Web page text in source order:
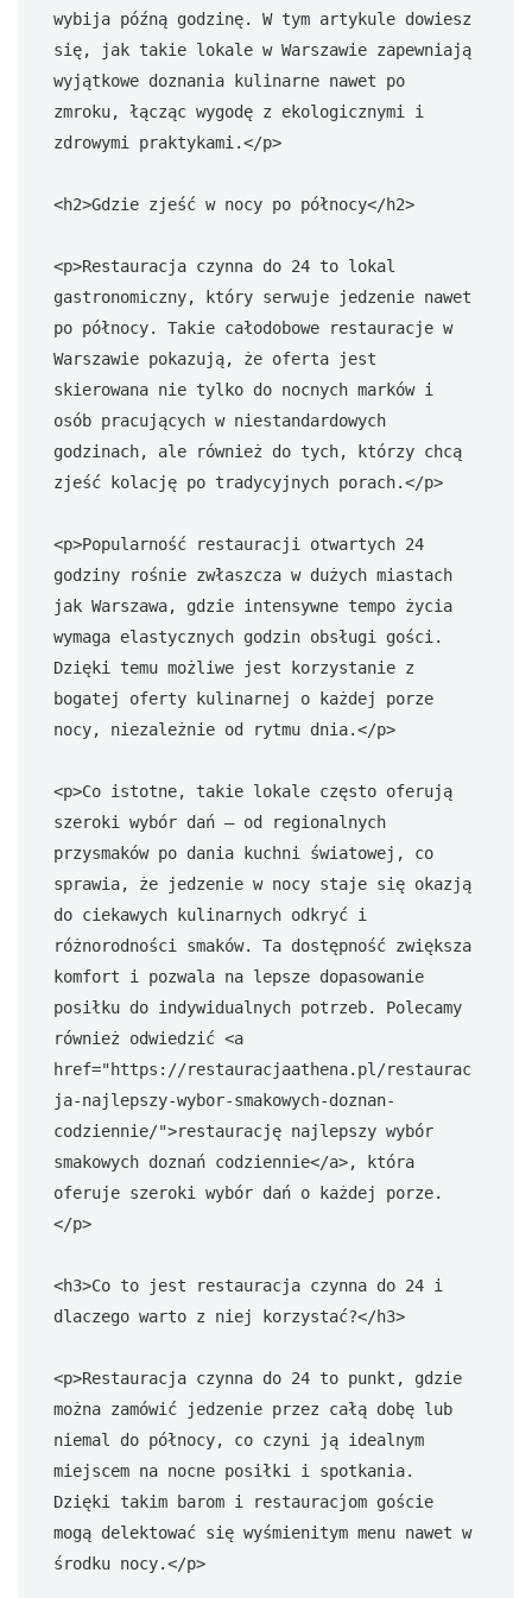
wybija późną godzinę. W tym artykule dowiesz
się, jak takie lokale w Warszawie zapewniają
wyjątkowe doznania kulinarne nawet po
zmroku, łącząc wygodę z ekologicznymi i
zdrowymi praktykami.</p>
<h2>Gdzie zjeść w nocy po północy</h2>
<p>Restauracja czynna do 24 to lokal
gastronomiczny, który serwuje jedzenie nawet
po północy. Takie całodobowe restauracje w
Warszawie pokazują, że oferta jest
skierowana nie tylko do nocnych marków i
osób pracujących w niestandardowych
godzinach, ale również do tych, którzy chcą
zjeść kolację po tradycyjnych porach.</p>
<p>Popularność restauracji otwartych 24
godziny rośnie zwłaszcza w dużych miastach
jak Warszawa, gdzie intensywne tempo życia
wymaga elastycznych godzin obsługi gości.
Dzięki temu możliwe jest korzystanie z
bogatej oferty kulinarnej o każdej porze
nocy, niezależnie od rytmu dnia.</p>
<p>Co istotne, takie lokale często oferują
szeroki wybór dań – od regionalnych
przysmaków po dania kuchni światowej, co
sprawia, że jedzenie w nocy staje się okazją
do ciekawych kulinarnych odkryć i
różnorodności smaków. Ta dostępność zwiększa
komfort i pozwala na lepsze dopasowanie
posiłku do indywidualnych potrzeb. Polecamy
również odwiedzić <a
href="https://restauracjaathena.pl/restaurac
ja-najlepszy-wybor-smakowych-doznan-
codziennie/">restaurację najlepszy wybór
smakowych doznań codziennie</a>, która
oferuje szeroki wybór dań o każdej porze.
</p>
<h3>Co to jest restauracja czynna do 24 i
dlaczego warto z niej korzystać?</h3>
<p>Restauracja czynna do 24 to punkt, gdzie
można zamówić jedzenie przez całą dobę lub
niemal do północy, co czyni ją idealnym
miejscem na nocne posiłki i spotkania.
Dzięki takim barom i restauracjom goście
mogą delektować się wyśmienitym menu nawet w
środku nocy.</p>